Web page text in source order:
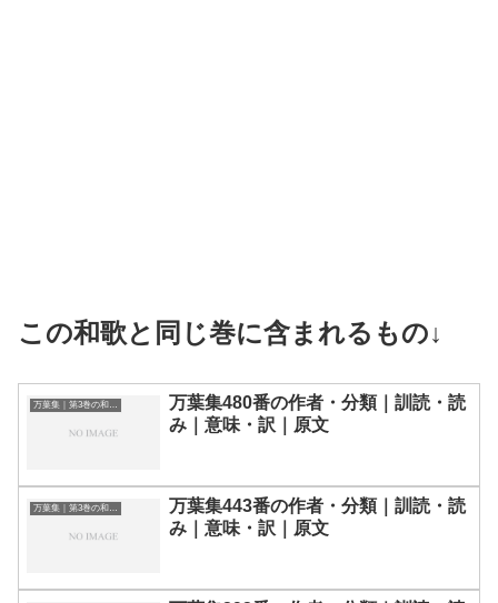
この和歌と同じ巻に含まれるもの↓
万葉集480番の作者・分類｜訓読・読
み｜意味・訳｜原文
万葉集｜第3巻の和歌一覧
万葉集443番の作者・分類｜訓読・読
み｜意味・訳｜原文